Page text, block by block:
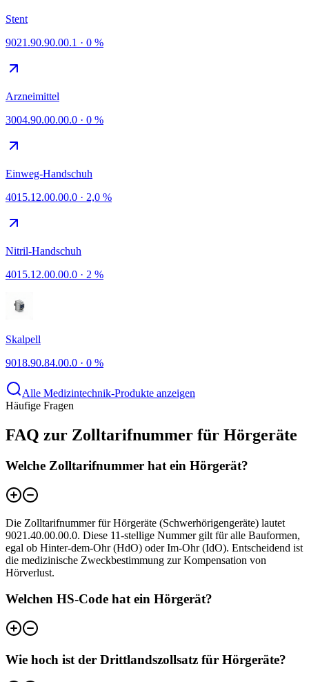
Stent
9021.90.90.00.1 · 0 %
Arzneimittel
3004.90.00.00.0 · 0 %
Einweg-Handschuh
4015.12.00.00.0 · 2,0 %
Nitril-Handschuh
4015.12.00.00.0 · 2 %
Skalpell
9018.90.84.00.0 · 0 %
Alle Medizintechnik-Produkte anzeigen
Häufige Fragen
FAQ zur Zolltarifnummer für Hörgeräte
Welche Zolltarifnummer hat ein Hörgerät?
Die Zolltarifnummer für Hörgeräte (Schwerhörigengeräte) lautet
9021.40.00.00.0. Diese 11-stellige Nummer gilt für alle Bauformen,
egal ob Hinter-dem-Ohr (HdO) oder Im-Ohr (IdO). Entscheidend ist
die medizinische Zweckbestimmung zur Kompensation von
Hörverlust.
Welchen HS-Code hat ein Hörgerät?
Wie hoch ist der Drittlandszollsatz für Hörgeräte?